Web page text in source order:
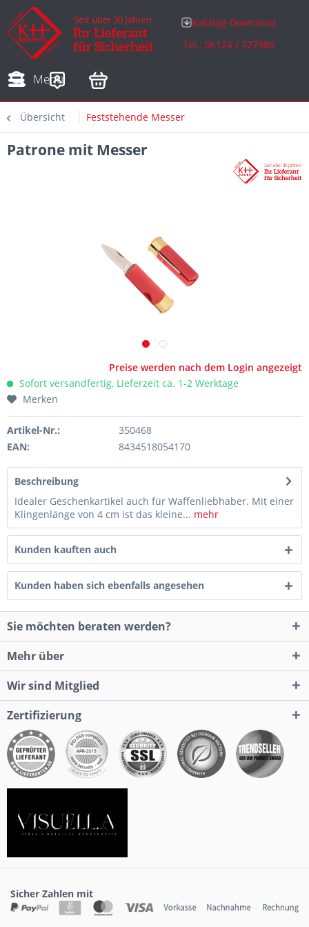
Katalog-Download
Tel.: 06124 / 727980
Menü
Adressen
Übersicht Feststehende Messer
Patrone mit Messer
Preise werden nach dem Login angezeigt
Sofort versandfertig, Lieferzeit ca. 1-2 Werktage
Merken
Artikel-Nr.:
350468
EAN:
8434518054170
Beschreibung
Idealer Geschenkartikel auch für Waffenliebhaber. Mit einer
Klingenlänge von 4 cm ist das kleine... mehr
Kunden kauften auch
Kunden haben sich ebenfalls angesehen
Sie möchten beraten werden?
Mehr über
Wir sind Mitglied
Zertifizierung
Sicher Zahlen mit